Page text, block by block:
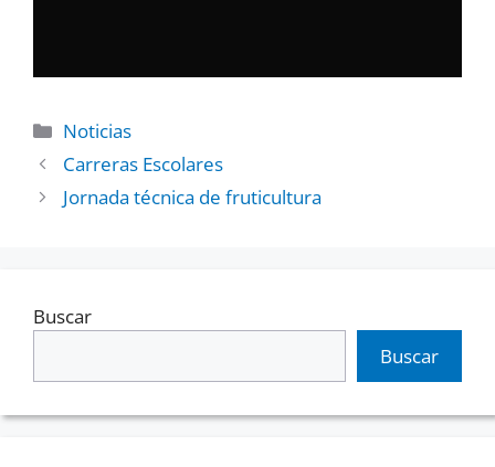
Noticias
Carreras Escolares
Jornada técnica de fruticultura
Buscar
Buscar